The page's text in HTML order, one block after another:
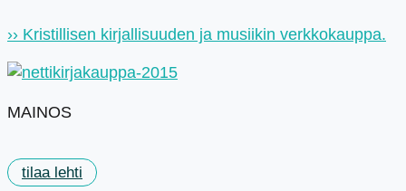
sisältöön
›› Kristillisen kirjallisuuden ja musiikin verkkokauppa.
MAINOS
tilaa lehti